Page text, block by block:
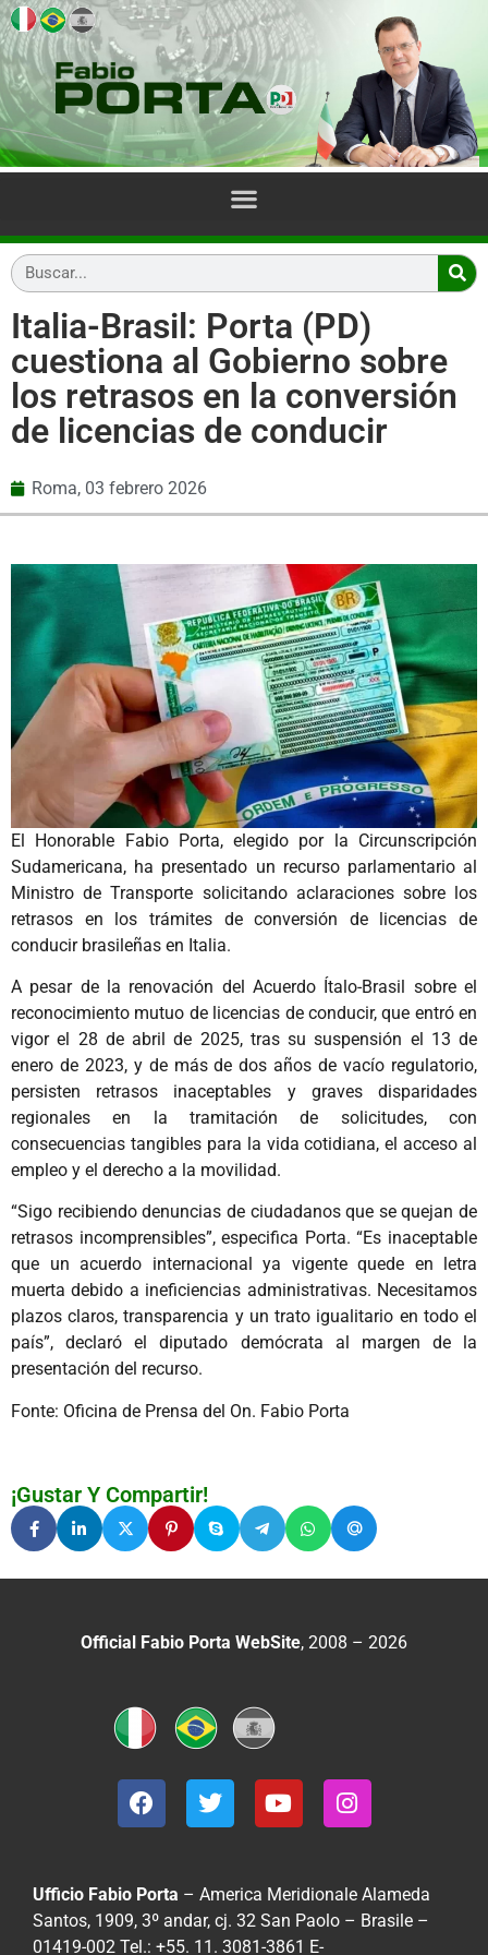
Italia-Brasil: Porta (PD)
cuestiona al Gobierno sobre
los retrasos en la conversión
de licencias de conducir
Roma, 03 febrero 2026
El Honorable Fabio Porta, elegido por la Circunscripción
Sudamericana, ha presentado un recurso parlamentario al
Ministro de Transporte solicitando aclaraciones sobre los
retrasos en los trámites de conversión de licencias de
conducir brasileñas en Italia.
A pesar de la renovación del Acuerdo Ítalo-Brasil sobre el
reconocimiento mutuo de licencias de conducir, que entró en
vigor el 28 de abril de 2025, tras su suspensión el 13 de
enero de 2023, y de más de dos años de vacío regulatorio,
persisten retrasos inaceptables y graves disparidades
regionales en la tramitación de solicitudes, con
consecuencias tangibles para la vida cotidiana, el acceso al
empleo y el derecho a la movilidad.
“Sigo recibiendo denuncias de ciudadanos que se quejan de
retrasos incomprensibles”, especifica Porta. “Es inaceptable
que un acuerdo internacional ya vigente quede en letra
muerta debido a ineficiencias administrativas. Necesitamos
plazos claros, transparencia y un trato igualitario en todo el
país”, declaró el diputado demócrata al margen de la
presentación del recurso.
Fonte: Oficina de Prensa del On. Fabio Porta
¡Gustar Y Compartir!
Official Fabio Porta WebSite, 2008 – 2026
Ufficio Fabio Porta – America Meridionale Alameda
Santos, 1909, 3º andar, cj. 32 San Paolo – Brasile –
01419-002 Tel.: +55. 11. 3081-3861 E-